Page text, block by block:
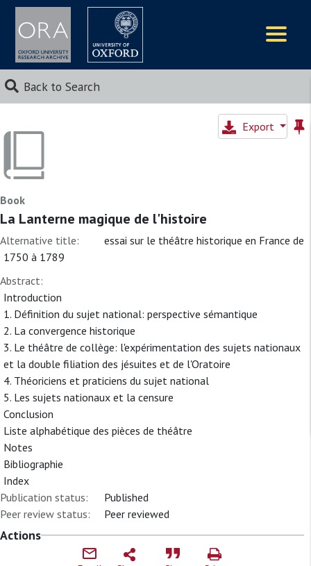
Back to Search
Export
Book
La Lanterne magique de l'histoire
Alternative title:
essai sur le théâtre historique en France de
1750 à 1789
Abstract:
Introduction
1. Définition du sujet national: perspective sémantique
2. La convergence historique
3. Le théâtre de collège: l'expérimentation des sujets nationaux
et la double filiation des jésuites et de l'Oratoire
4. Théoriciens et praticiens du sujet national
5. Les sujets nationaux et la censure
Conclusion
Liste alphabétique des pièces de théâtre
Notes
Bibliographie
Index
Publication status:
Published
Peer review status:
Peer reviewed
Actions